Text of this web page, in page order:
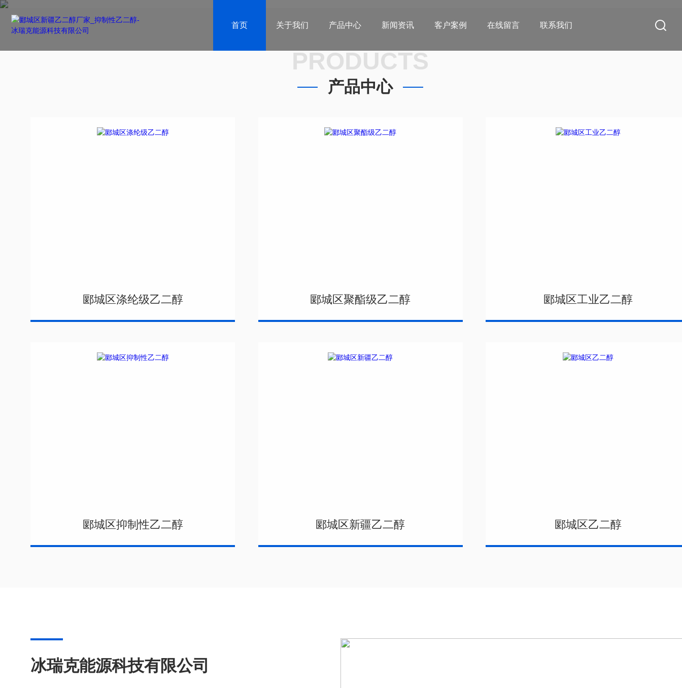
首页 关于我们 产品中心 新闻资讯 客户案例 在线留言 联系我们
PRODUCTS
产品中心
郾城区涤纶级乙二醇 郾城区聚酯级乙二醇 郾城区工业乙二醇
郾城区抑制性乙二醇 郾城区新疆乙二醇 郾城区乙二醇
冰瑞克能源科技有限公司